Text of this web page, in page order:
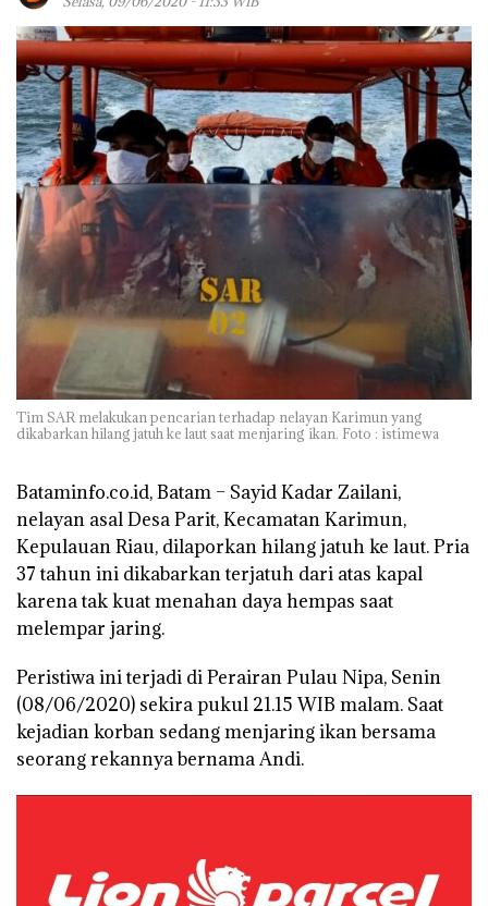
Tim SAR melakukan pencarian terhadap nelayan Karimun yang
dikabarkan hilang jatuh ke laut saat menjaring ikan. Foto : istimewa
Bataminfo.co.id, Batam – Sayid Kadar Zailani,
nelayan asal Desa Parit, Kecamatan Karimun,
Kepulauan Riau, dilaporkan hilang jatuh ke laut. Pria
37 tahun ini dikabarkan terjatuh dari atas kapal
karena tak kuat menahan daya hempas saat
melempar jaring.
Peristiwa ini terjadi di Perairan Pulau Nipa, Senin
(08/06/2020) sekira pukul 21.15 WIB malam. Saat
kejadian korban sedang menjaring ikan bersama
seorang rekannya bernama Andi.